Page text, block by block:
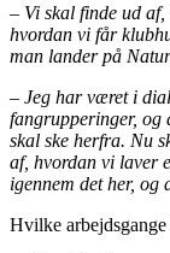
– Vi skal finde ud
hvordan vi får
man lander på
– Jeg har været i
fangrupperinger, og
skal ske herfra. Nu
af, hvordan vi laver
igennem det her, og
Hvilke